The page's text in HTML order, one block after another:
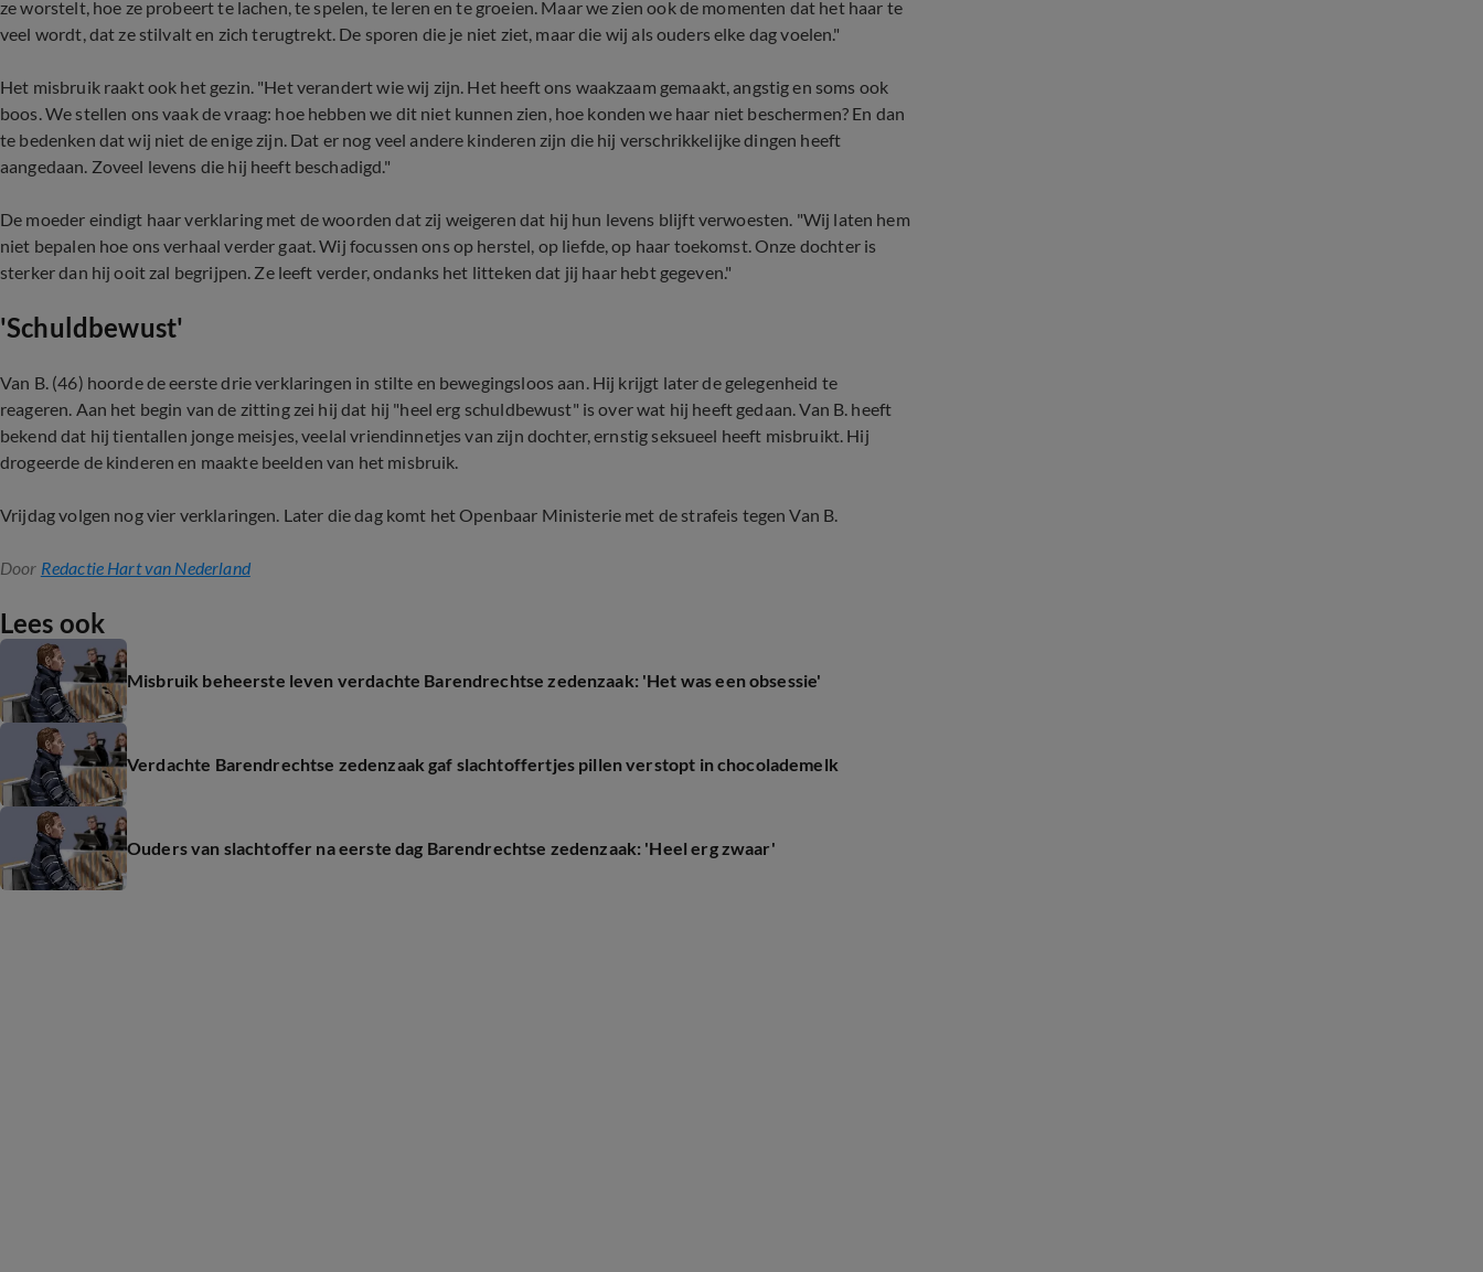
ze worstelt, hoe ze probeert te lachen, te spelen, te leren en te groeien. Maar we zien ook de momenten dat het haar te
veel wordt, dat ze stilvalt en zich terugtrekt. De sporen die je niet ziet, maar die wij als ouders elke dag voelen."
Het misbruik raakt ook het gezin. "Het verandert wie wij zijn. Het heeft ons waakzaam gemaakt, angstig en soms ook
boos. We stellen ons vaak de vraag: hoe hebben we dit niet kunnen zien, hoe konden we haar niet beschermen? En dan
te bedenken dat wij niet de enige zijn. Dat er nog veel andere kinderen zijn die hij verschrikkelijke dingen heeft
aangedaan. Zoveel levens die hij heeft beschadigd."
De moeder eindigt haar verklaring met de woorden dat zij weigeren dat hij hun levens blijft verwoesten. "Wij laten hem
niet bepalen hoe ons verhaal verder gaat. Wij focussen ons op herstel, op liefde, op haar toekomst. Onze dochter is
sterker dan hij ooit zal begrijpen. Ze leeft verder, ondanks het litteken dat jij haar hebt gegeven."
'Schuldbewust'
Van B. (46) hoorde de eerste drie verklaringen in stilte en bewegingsloos aan. Hij krijgt later de gelegenheid te
reageren. Aan het begin van de zitting zei hij dat hij "heel erg schuldbewust" is over wat hij heeft gedaan. Van B. heeft
bekend dat hij tientallen jonge meisjes, veelal vriendinnetjes van zijn dochter, ernstig seksueel heeft misbruikt. Hij
drogeerde de kinderen en maakte beelden van het misbruik.
Vrijdag volgen nog vier verklaringen. Later die dag komt het Openbaar Ministerie met de strafeis tegen Van B.
Door Redactie Hart van Nederland
Lees ook
Misbruik beheerste leven verdachte Barendrechtse zedenzaak: 'Het was een obsessie'
Verdachte Barendrechtse zedenzaak gaf slachtoffertjes pillen verstopt in chocolademelk
Ouders van slachtoffer na eerste dag Barendrechtse zedenzaak: 'Heel erg zwaar'